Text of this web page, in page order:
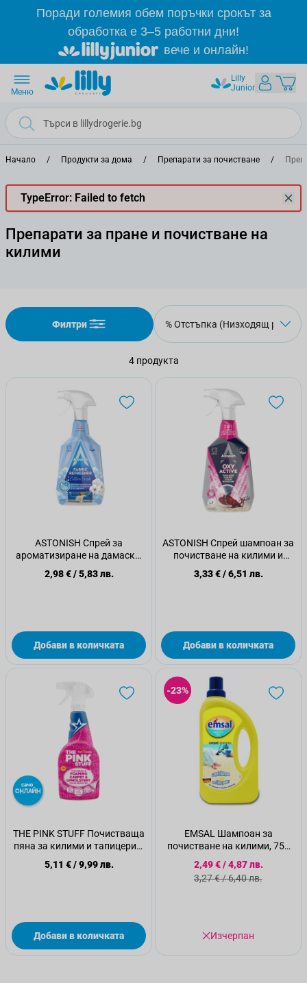
Прескачане към съдържанието
Поради големия обем поръчки срокът за
обработка е 3–5 работни дни!
вече и онлайн!
Lilly
Junior
Меню
Начало / Продукти за дома / Препарати за почистване /
TypeError: Failed to fetch
Препарати за пране и почистване на
килими
Филтри
4продукта
ASTONISH Спрей за
ароматизиране на дамаски,
пердета и килими, 750 мл.
2,98 €/5,83 лв.
Добави в количката
ASTONISH Спрей шампоан за
почистване на килими и
дамаски, 750 мл.
3,33 €/6,51 лв.
Добави в количката
THE PINK STUFF Почистваща
пяна за килими и тапицерии,
500мл.
5,11 €/9,99 лв.
Добави в количката
-23%
EMSAL Шампоан за
почистване на килими, 750
мл.
Специална цена
2,49 €/4,87 лв.
Стандартна цена
3,27 €/6,40 лв.
Изчерпан